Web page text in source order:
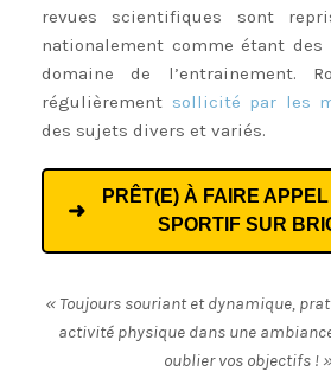
revues scientifiques sont
nationalement comme étant des
domaine de l’entrainement.
régulièrement sollicité par les
des sujets divers et variés.
PRÊT(E) À FAIRE
SPORTIF SUR
« Toujours souriant et dynamique,
activité physique dans une
oublier vos objectifs !